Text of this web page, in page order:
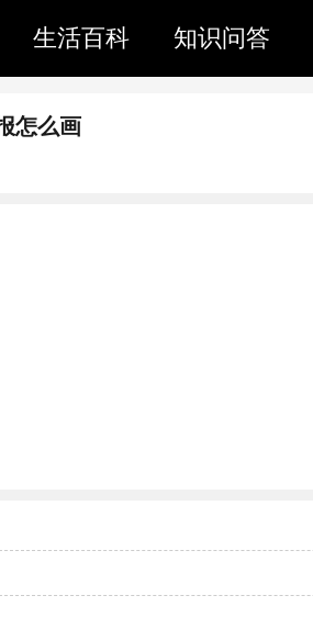
生活百科 知识问答
怎么画